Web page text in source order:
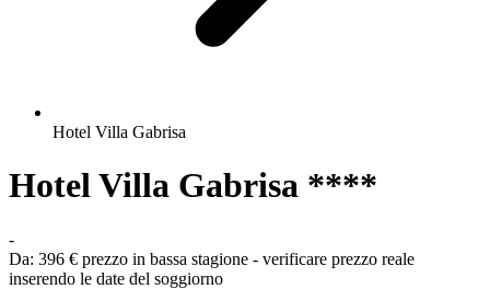
Hotel Villa Gabrisa
Hotel Villa Gabrisa ****
-
Da: 396 € prezzo in bassa stagione - verificare prezzo reale
inserendo le date del soggiorno